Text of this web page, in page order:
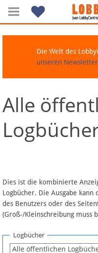
Navigation
Über Lobbypedia
Artikel nach Kategorien
FAQ
Fördermitglied werden
Die Welt des
unseren
Alle
Dies ist die kombinierte
Logbücher. Die Ausgabe kann
des Benutzers oder des
(Groß-/Kleinschreibung muss
Logbücher